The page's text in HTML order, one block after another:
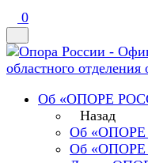
0
Об «ОПОРЕ
Назад
Об
Об